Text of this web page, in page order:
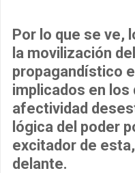
Por lo que se ve,
la movilización
propagandístico
implicados en los
afectividad
lógica del poder
excitador de
delante.